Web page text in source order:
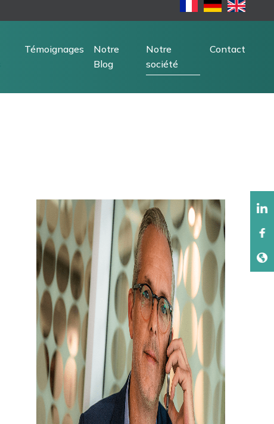
Témoignages
Notre
Blog
Notre
société
Contact